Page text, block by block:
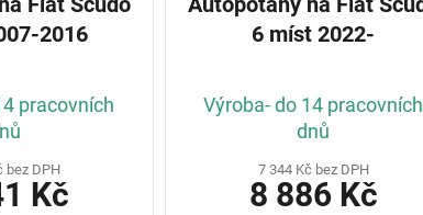
2016
pracovních
bez DPH
Kč
6 míst 2022-
Výroba- do 14 pracovních
dnů
7 344 Kč bez DPH
8 886 Kč